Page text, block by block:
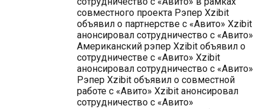
совместного проекта Рэпер Xzibit
объявил о партнерстве с «Авито» Xzibit
анонсировал сотрудничество с «Авито»
Американский рэпер Xzibit объявил о
сотрудничестве с «Авито» Xzibit
анонсировал сотрудничество с «Авито»
Рэпер Xzibit объявил о совместной
работе с «Авито» Xzibit анонсировал
сотрудничество с «Авито»